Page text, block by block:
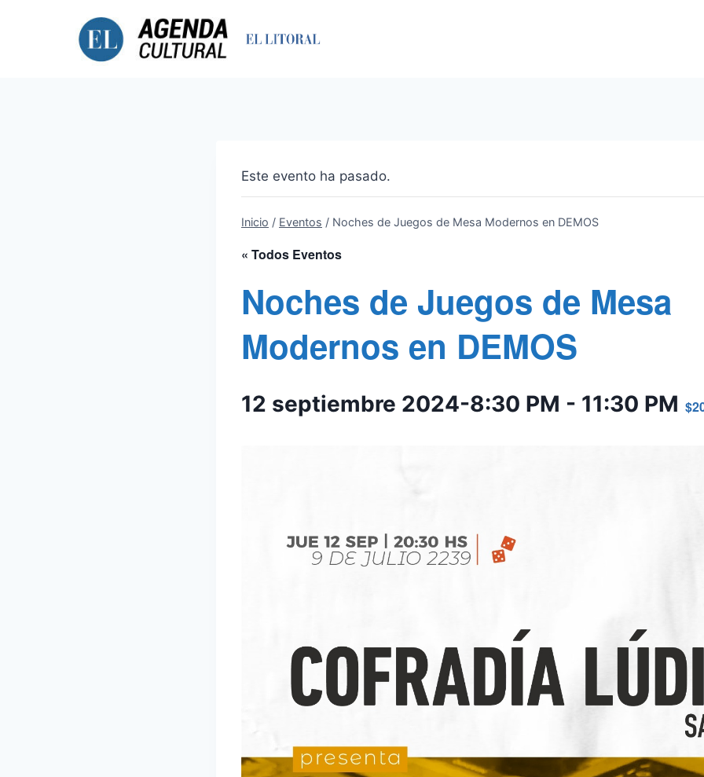
Este evento ha pasado.
Inicio / Eventos / Noches de Juegos de Mesa Modernos en DEMOS
« Todos Eventos
Noches de Juegos de Mesa
Modernos en DEMOS
12 septiembre 2024-8:30 PM - 11:30 PM